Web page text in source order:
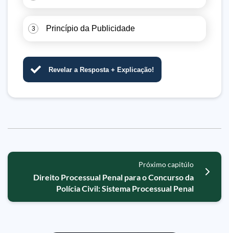
3 Princípio da Publicidade
Revelar a Resposta + Explicação!
Próximo capitúlo
Direito Processual Penal para o Concurso da
Polícia Civil: Sistema Processual Penal